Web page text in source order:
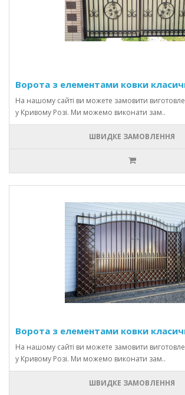
Ворота з елементами ковки
На нашому сайті ви можете замовити
у Кривому Розі. Ми можемо виконати зам..
ШВИДКЕ ЗАМОВЛЕННЯ
Ворота з елементами ковки
На нашому сайті ви можете замовити
у Кривому Розі. Ми можемо виконати зам..
ШВИДКЕ ЗАМОВЛЕННЯ